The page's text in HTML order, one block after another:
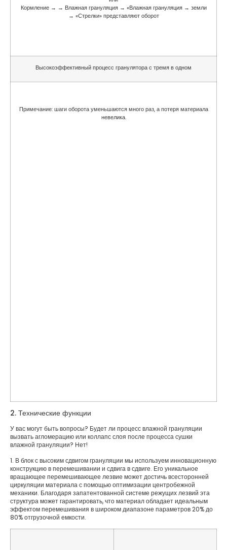
Кормление → → Влажная грануляция → «Влажная грануляция → земли
→ «Стрелки» представляют оборот
Высокоэффективный процесс гранулятора с тремя в одном
Примечание: шаги оборота уменьшаются много раз, а потеря материала
невелика.
2. Технические функции
У вас могут быть вопросы? Будет ли процесс влажной грануляции
вызвать агломерацию или коллапс слоя после процесса сушки
влажной грануляции? Нет!
1. В блок с высоким сдвигом грануляции мы используем инновационную
конструкцию в перемешивании и сдвига в сдвиге. Его уникальное
вращающее перемешивающее лезвие может достичь всесторонней
циркуляции материала с помощью оптимизации центробежной
механики. Благодаря запатентованной системе режущих лезвий эта
структура может гарантировать, что материал обладает идеальным
эффектом перемешивания в широком диапазоне параметров 20% до
80% отгрузочной емкости.